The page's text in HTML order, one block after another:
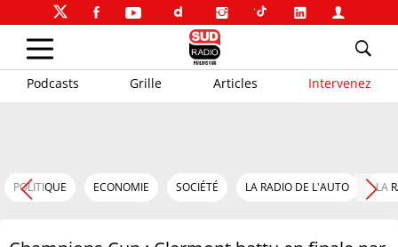
Podcasts Grille Articles Intervenez
POLITIQUE ECONOMIE SOCIÉTÉ LA RADIO DE L'AUTO LA